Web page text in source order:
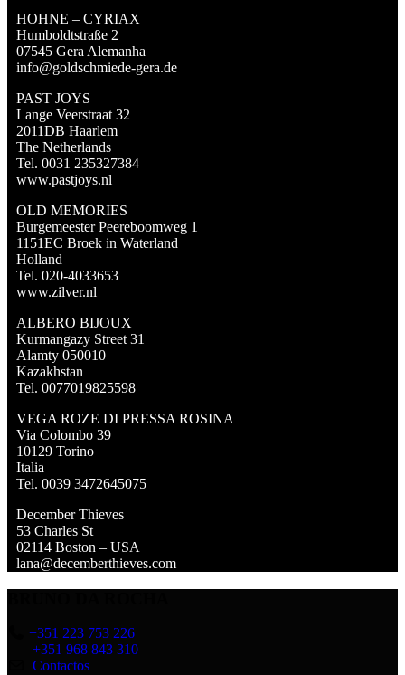
HOHNE – CYRIAX
Humboldtstraße 2
07545 Gera Alemanha
info@goldschmiede-gera.de
PAST JOYS
Lange Veerstraat 32
2011DB Haarlem
The Netherlands
Tel. 0031 235327384
www.pastjoys.nl
OLD MEMORIES
Burgemeester Peereboomweg 1
1151EC Broek in Waterland
Holland
Tel. 020-4033653
www.zilver.nl
ALBERO BIJOUX
Kurmangazy Street 31
Alamty 050010
Kazakhstan
Tel. 0077019825598
VEGA ROZE DI PRESSA ROSINA
Via Colombo 39
10129 Torino
Italia
Tel. 0039 3472645075
December Thieves
53 Charles St
02114 Boston – USA
lana@decemberthieves.com
+351 223 753 226
+351 968 843 310
Contactos